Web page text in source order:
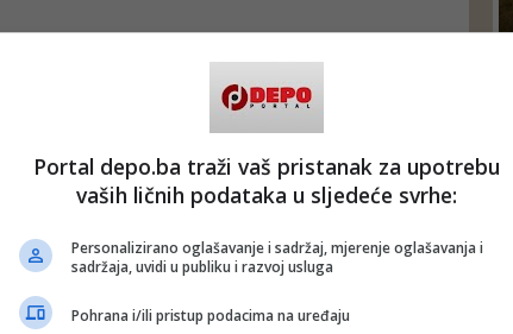
je zbog pojave gangrene na prstu stopala nedavno
klupu reprezentacije Bosne i Hercegovine i hitno se vrati
u hiperbaričnoj komori, ali mu se stanje sada
i problemi sa bubrezima su posljedica dijabetesa, koji
godinama.
MAGAZIN/dg)
društvenih mrežaTwitteriFacebook
Portal depo.ba traži vaš pristanak za upotrebu
vaših ličnih podataka u sljedeće svrhe:
Personalizirano oglašavanje i sadržaj, mjerenje oglašavanja i
sadržaja, uvidi u publiku i razvoj usluga
Pohrana i/ili pristup podacima na uređaju